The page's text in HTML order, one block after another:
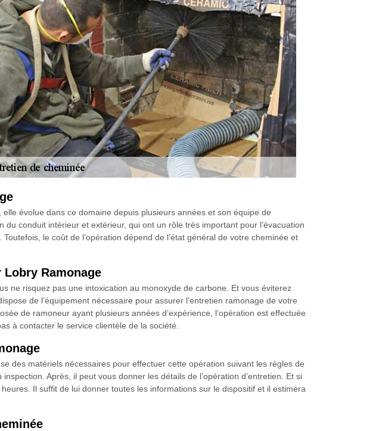
évolue dans ce domaine depuis plusieurs années et son équipe de
conduit intérieur et extérieur, qui ont un rôle très important pour l’évacuation
le coût de l’opération dépend de l’état général de votre cheminée et
Lobry Ramonage
ne risquez pas une intoxication au monoxyde de carbone. Et vous éviterez
de l’équipement nécessaire pour assurer l’entretien ramonage de votre
de ramoneur ayant plusieurs années d’expérience, l’opération est effectuée
à contacter le service clientèle de la société.
des matériels nécessaires pour effectuer cette opération suivant les règles de
Après, il peut vous donner les détails de l’opération d’entretien. Et si
Il suffit de lui donner toutes les informations sur le dispositif et il estimera